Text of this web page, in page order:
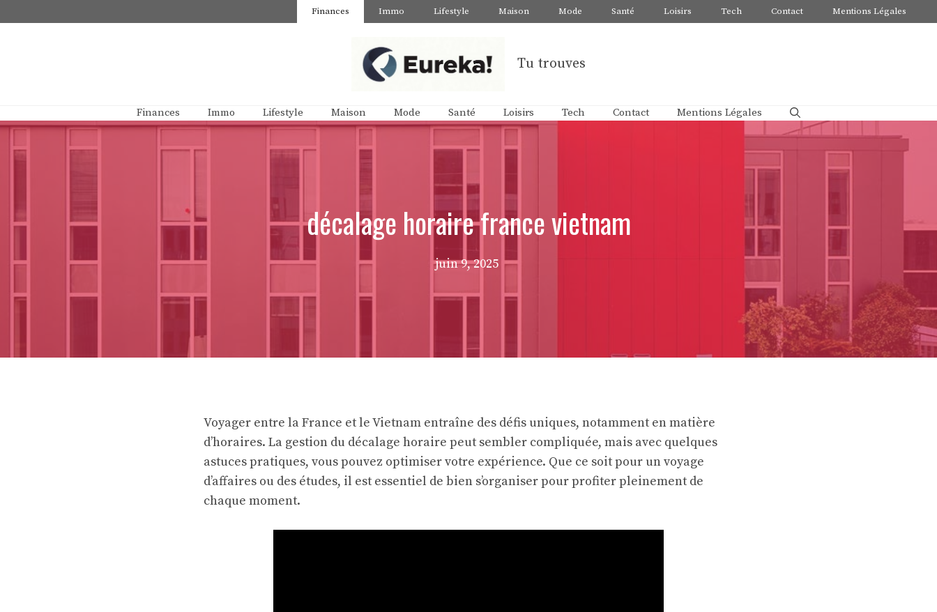
au
Finances Immo Lifestyle Maison Mode Santé Loisirs Tech Contact Mentions Légales
Tu trouves
Finances Immo Lifestyle Maison Mode Santé Loisirs Tech Contact Mentions Légales
décalage horaire france vietnam
juin 9, 2025
Voyager entre la France et le Vietnam entraîne des défis uniques, notamment en matière
d’horaires. La gestion du décalage horaire peut sembler compliquée, mais avec quelques
astuces pratiques, vous pouvez optimiser votre expérience. Que ce soit pour un voyage
d’affaires ou des études, il est essentiel de bien s’organiser pour profiter pleinement de
chaque moment.